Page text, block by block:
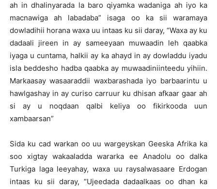
ah in dhalinyarada la baro qiyamka wadaniga ah iyo ka
macnawiga ah labadaba” isaga oo ka sii waramaya
dowladihii horana waxa uu intaas ku sii daray, “Waxa ay ku
dadaali jireen in ay sameeyaan muwaadin leh qaabka
iyaga u cuntama, halkii ay ka ahayd in ay dowladdu iyadu
isla beddesho hadba qaabka ay muwaadiniinteedu yihiin.
Markaasay wasaaraddii waxbarashada iyo barbaarintu u
hawlgashay in ay curiso carruur ku dhisan afkaar gaar ah
si ay u noqdaan qalbi keliya oo fikirkooda uun
xambaarsan”
Sida ku cad warkan oo uu wargeyskan Geeska Afrika ka
soo xigtay wakaaladda wararka ee Anadolu oo dalka
Turkiga laga leeyahay, waxa uu raysalwasaare Erdogan
intaas ku sii daray, “Ujeedada dadaalkaas oo dhan ka